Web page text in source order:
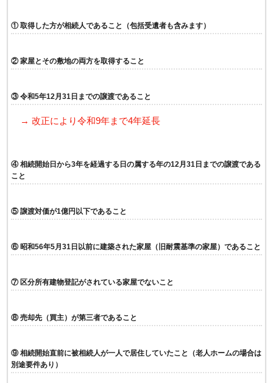
① 取得した方が相続人であること（包括受遺者も含みます）
② 家屋とその敷地の両方を取得すること
③ 令和5年12月31日までの譲渡であること
→ 改正により令和9年まで4年延長
④ 相続開始日から3年を経過する日の属する年の12月31日までの譲渡である
こと
⑤ 譲渡対価が1億円以下であること
⑥ 昭和56年5月31日以前に建築された家屋（旧耐震基準の家屋）であること
⑦ 区分所有建物登記がされている家屋でないこと
⑧ 売却先（買主）が第三者であること
⑨ 相続開始直前に被相続人が一人で居住していたこと（老人ホームの場合は
別途要件あり）